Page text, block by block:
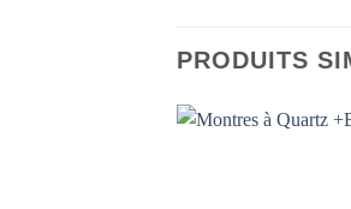
PRODUITS